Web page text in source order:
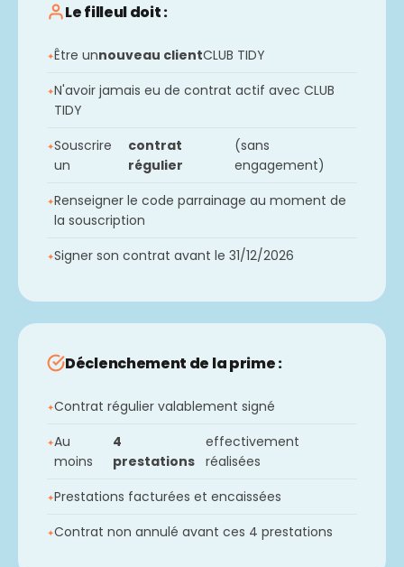
Le filleul doit :
Être unnouveau clientCLUB TIDY
N'avoir jamais eu de contrat actif avec CLUB
TIDY
Souscrire
un
contrat
régulier
(sans
engagement)
Renseigner le code parrainage au moment de
la souscription
Signer son contrat avant le 31/12/2026
Déclenchement de la prime :
Contrat régulier valablement signé
Au
moins
4
prestations
effectivement
réalisées
Prestations facturées et encaissées
Contrat non annulé avant ces 4 prestations